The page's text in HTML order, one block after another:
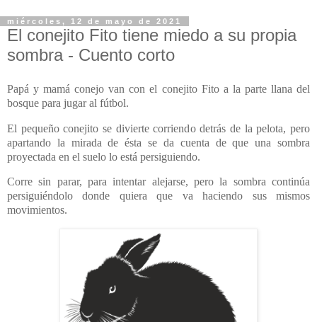
miércoles, 12 de mayo de 2021
El conejito Fito tiene miedo a su propia
sombra - Cuento corto
Papá y mamá conejo van con el conejito Fito a la parte llana del
bosque para jugar al fútbol.
El pequeño conejito se divierte corriendo detrás de la pelota, pero
apartando la mirada de ésta se da cuenta de que una sombra
proyectada en el suelo lo está persiguiendo.
Corre sin parar, para intentar alejarse, pero la sombra continúa
persiguiéndolo donde quiera que va haciendo sus mismos
movimientos.